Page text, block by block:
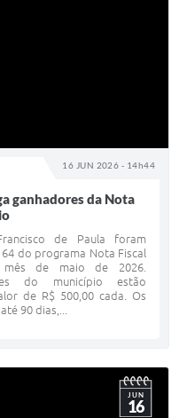
16 JUN 2026 - 14h44
ganhadores da Nota
de Paula foram
do programa Nota Fiscal
mês de maio de 2026.
do município estão
de R$ 500,00 cada. Os
90 dias,...
JUN
16